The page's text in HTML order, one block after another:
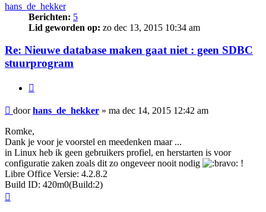
hans_de_hekker
Berichten: 5
Lid geworden op: zo dec 13, 2015 10:34 am
Re: Nieuwe database maken gaat niet : geen SDBC
stuurprogram
Bericht
doorhans_de_hekker » ma dec 14, 2015 12:42 am
Romke,
Dank je voor je voorstel en meedenken maar ...
in Linux heb ik geen gebruikers profiel, en herstarten is voor
configuratie zaken zoals dit zo ongeveer nooit nodig
!
Libre Office Versie: 4.2.8.2
Build ID: 420m0(Build:2)